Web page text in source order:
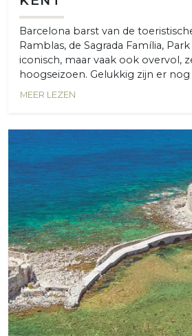
Barcelona barst van de
Ramblas, de Sagrada Família,
iconisch, maar vaak ook overvol,
hoogseizoen. Gelukkig zijn er
MEER LEZEN